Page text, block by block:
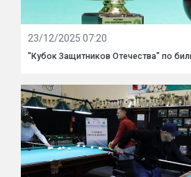
23/12/2025 07:20
"Кубок Защитников Отечества" по